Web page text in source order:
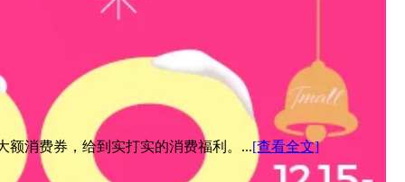
额消费券，给到实打实的消费福利。...[查看全文]